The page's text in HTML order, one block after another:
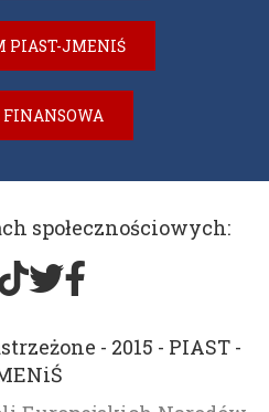
PIAST-JMENIŚ
FINANSOWA
społecznościowych:
- 2015 - PIAST -